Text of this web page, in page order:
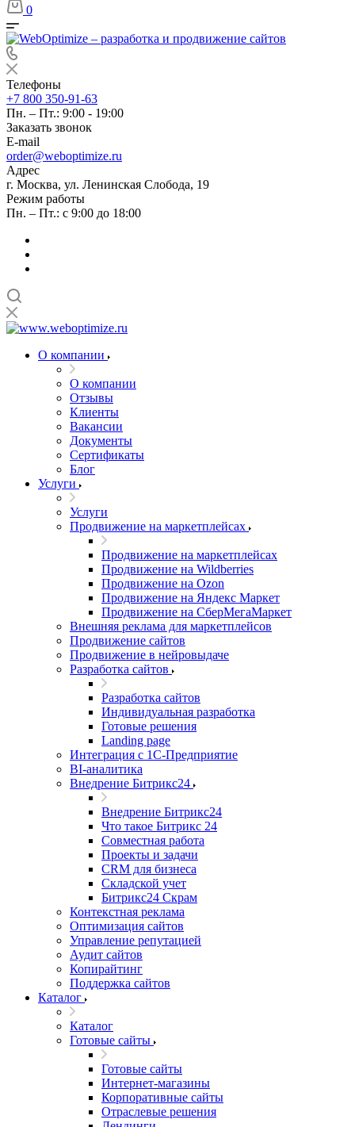
0
Телефоны
+7 800 350-91-63
Пн. – Пт.: 9:00 - 19:00
Заказать звонок
E-mail
order@weboptimize.ru
Адрес
г. Москва, ул. Ленинская Слобода, 19
Режим работы
Пн. – Пт.: с 9:00 до 18:00
О компании
О компании
Отзывы
Клиенты
Вакансии
Документы
Сертификаты
Блог
Услуги
Услуги
Продвижение на маркетплейсах
Продвижение на маркетплейсах
Продвижение на Wildberries
Продвижение на Ozon
Продвижение на Яндекс Маркет
Продвижение на СберМегаМаркет
Внешняя реклама для маркетплейсов
Продвижение сайтов
Продвижение в нейровыдаче
Разработка сайтов
Разработка сайтов
Индивидуальная разработка
Готовые решения
Landing page
Интеграция с 1С-Предприятие
BI-аналитика
Внедрение Битрикс24
Внедрение Битрикс24
Что такое Битрикс 24
Совместная работа
Проекты и задачи
СRМ для бизнеса
Складской учет
Битрикс24 Скрам
Контекстная реклама
Оптимизация сайтов
Управление репутацией
Аудит сайтов
Копирайтинг
Поддержка сайтов
Каталог
Каталог
Готовые сайты
Готовые сайты
Интернет-магазины
Корпоративные сайты
Отраслевые решения